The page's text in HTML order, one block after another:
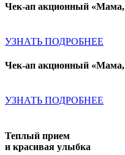
Чек-ап акционный «Мама,
УЗНАТЬ ПОДРОБНЕЕ
Чек-ап акционный «Мама,
УЗНАТЬ ПОДРОБНЕЕ
Теплый прием
и красивая улыбка